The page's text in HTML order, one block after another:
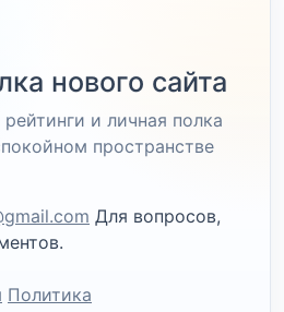
нового сайта
и личная полка
пространстве
Для вопросов,
Политика